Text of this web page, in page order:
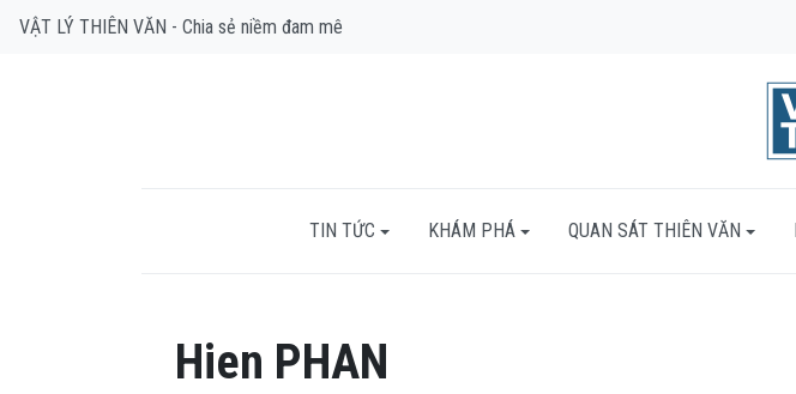
VẬT LÝ THIÊN VĂN - Chia sẻ niềm đam mê
TIN TỨC KHÁM PHÁ QUAN SÁT THIÊN VĂN
Hien PHAN